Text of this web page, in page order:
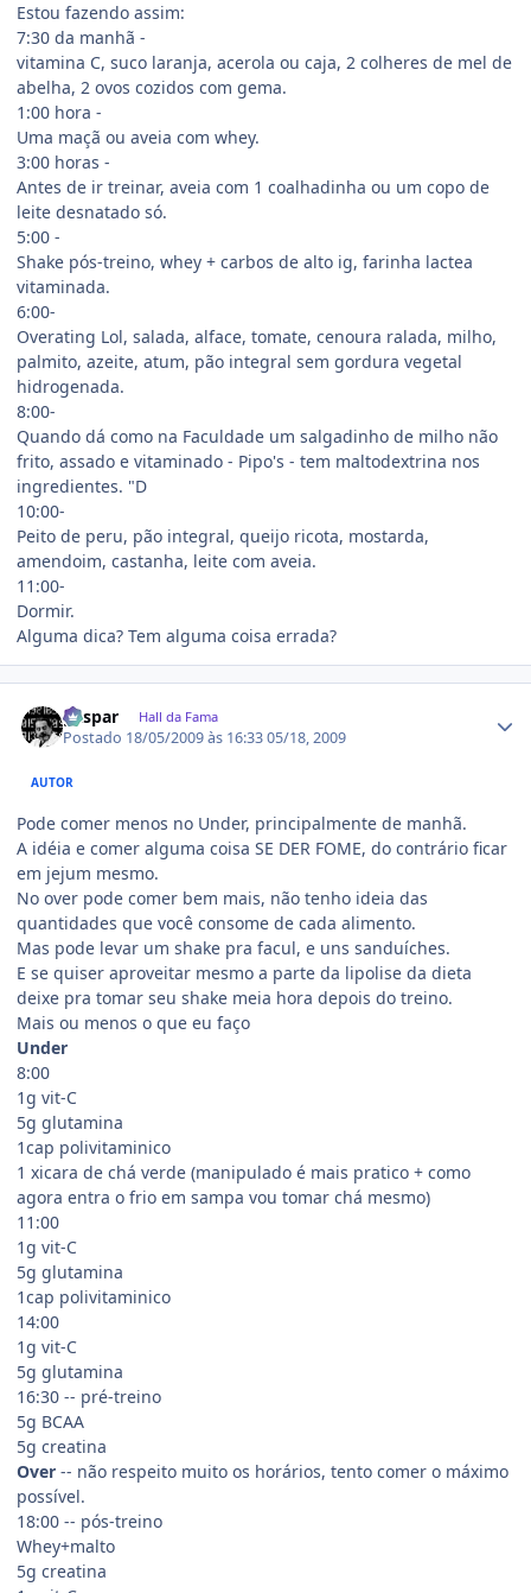
Estou fazendo assim:
7:30 da manhã -
vitamina C, suco laranja, acerola ou caja, 2 colheres de mel de
abelha, 2 ovos cozidos com gema.
1:00 hora -
Uma maçã ou aveia com whey.
3:00 horas -
Antes de ir treinar, aveia com 1 coalhadinha ou um copo de
leite desnatado só.
5:00 -
Shake pós-treino, whey + carbos de alto ig, farinha lactea
vitaminada.
6:00-
Overating Lol, salada, alface, tomate, cenoura ralada, milho,
palmito, azeite, atum, pão integral sem gordura vegetal
hidrogenada.
8:00-
Quando dá como na Faculdade um salgadinho de milho não
frito, assado e vitaminado - Pipo's - tem maltodextrina nos
ingredientes. "D
10:00-
Peito de peru, pão integral, queijo ricota, mostarda,
amendoim, castanha, leite com aveia.
11:00-
Dormir.
Alguma dica? Tem alguma coisa errada?
gaspar Hall da Fama
Postado 18/05/2009 às 16:3305/18, 2009
AUTOR
Pode comer menos no Under, principalmente de manhã.
A idéia e comer alguma coisa SE DER FOME, do contrário ficar
em jejum mesmo.
No over pode comer bem mais, não tenho ideia das
quantidades que você consome de cada alimento.
Mas pode levar um shake pra facul, e uns sanduíches.
E se quiser aproveitar mesmo a parte da lipolise da dieta
deixe pra tomar seu shake meia hora depois do treino.
Mais ou menos o que eu faço
Under
8:00
1g vit-C
5g glutamina
1cap polivitaminico
1 xicara de chá verde (manipulado é mais pratico + como
agora entra o frio em sampa vou tomar chá mesmo)
11:00
1g vit-C
5g glutamina
1cap polivitaminico
14:00
1g vit-C
5g glutamina
16:30 -- pré-treino
5g BCAA
5g creatina
Over -- não respeito muito os horários, tento comer o máximo
possível.
18:00 -- pós-treino
Whey+malto
5g creatina